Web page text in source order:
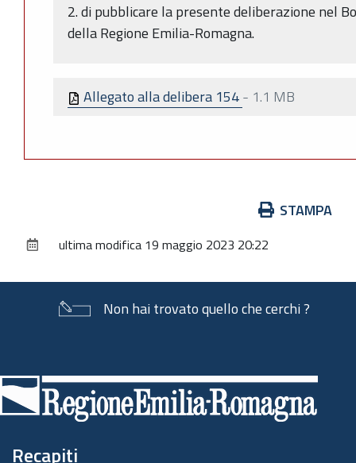
2. di pubblicare la presente deliberazione nel
della Regione Emilia-Romagna.
Allegato alla delibera 154- 1.1 MB
documento
STAMPA
ultima modifica 19 maggio 2023 20:22
Non hai trovato quello che cerchi ?
di
pagina
Recapiti